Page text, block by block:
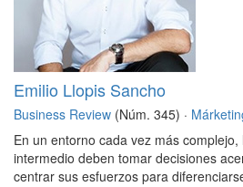
Emilio Llopis Sancho
Business Review (Núm. 345) ·
En un entorno cada vez más
intermedio deben tomar decisiones
centrar sus esfuerzos para